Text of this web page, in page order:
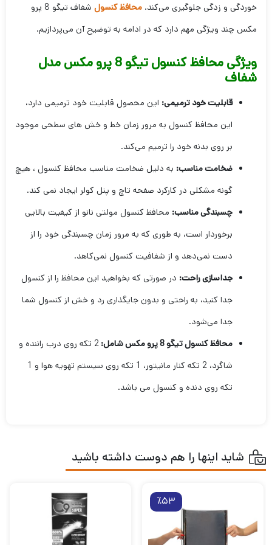
خوردگی و زدگی جلوگیری می‌کند. محافظ کنسول
شفاف تیگو 8 پرو
مکس چند ویژگی مهم دارد که در ادامه به توضیح آن می‌پردازیم.
ویژگی محافظ کنسول تیگو 8 پرو مکس مدل
شفاف
قابلیت خود ترمیمی: این محصول قابلیت خود ترمیمی دارد،
این محافظ کنسول به مرور زمان خط و خش های سطحی موجود
بر روی بدنه خود را ترمیم می‌کند.
ضخامت مناسب: به دلیل ضخامت مناسب محافظ کنسول ، هیچ
گونه مشکلی در کارکرد صفحه تاچ و پنل کولر ایجاد نمی کند.
چسبندگی مناسب: محافظ کنسول مولتی نانو از کیفیت بالایی
برخوردار است، به طوری که به مرور زمان چسبندگی خود را از
دست نمی‌دهد و از شفافیت کنسول نمی‌کاهد.
جداسازی راحت: در صورتی که بخواهید این محافظ را از کنسول
جدا کنید، به راحتی و بدون جایگذاری رد و خش از کنسول شما
جدا می‌شود.
محافظ کنسول تیگو 8 پرو مکس شامل:
2 تکه روی درب راننده و
شاگرد، 2 تکه کنار مانیتور، 1 تکه روی سیستم تهویه هوا و 1
تکه روی دنده و کنسول می باشد.
شاید اینها را هم دوست داشته باشید
٪53